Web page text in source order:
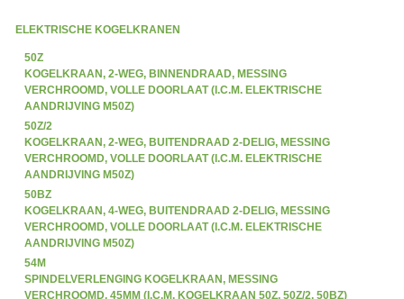
ELEKTRISCHE KOGELKRANEN
50Z
KOGELKRAAN, 2-WEG, BINNENDRAAD, MESSING
VERCHROOMD, VOLLE DOORLAAT (I.C.M. ELEKTRISCHE
AANDRIJVING M50Z)
50Z/2
KOGELKRAAN, 2-WEG, BUITENDRAAD 2-DELIG, MESSING
VERCHROOMD, VOLLE DOORLAAT (I.C.M. ELEKTRISCHE
AANDRIJVING M50Z)
50BZ
KOGELKRAAN, 4-WEG, BUITENDRAAD 2-DELIG, MESSING
VERCHROOMD, VOLLE DOORLAAT (I.C.M. ELEKTRISCHE
AANDRIJVING M50Z)
54M
SPINDELVERLENGING KOGELKRAAN, MESSING
VERCHROOMD, 45MM (I.C.M. KOGELKRAAN 50Z, 50Z/2, 50BZ)